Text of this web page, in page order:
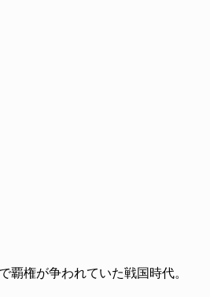
覇権が争われていた戦国時代。